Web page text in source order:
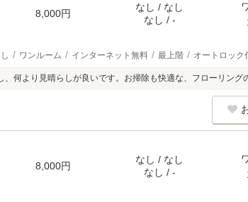
8,000円
なし / なし
なし / -
ワンルーム インターネット無料 最上階 オートロック
、何より見晴らしが良いです。お掃除も快適な、フローリング
8,000円
なし / なし
なし / -